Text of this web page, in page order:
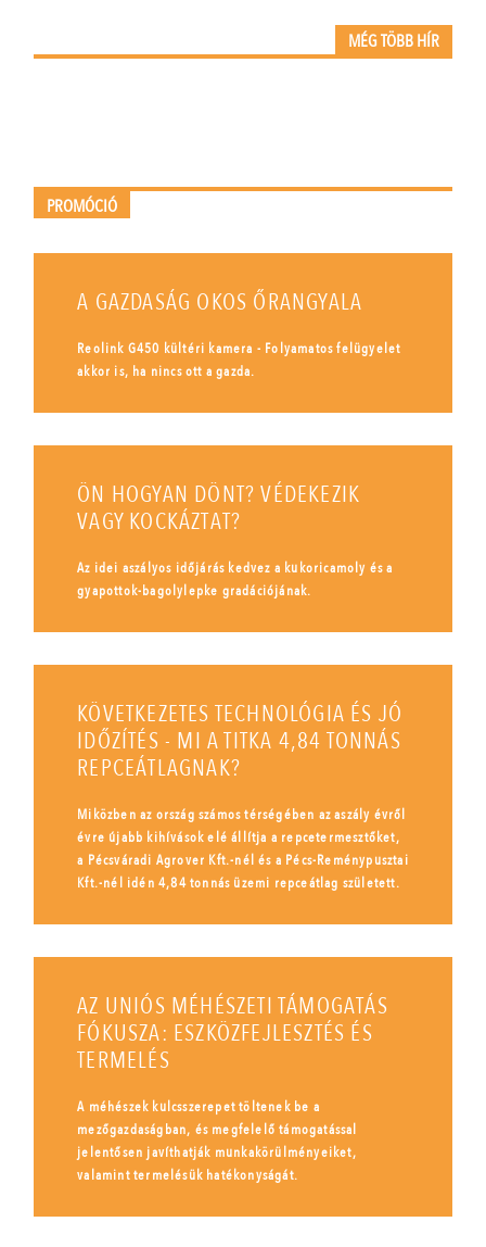
MÉG TÖBB HÍR
PROMÓCIÓ
A GAZDASÁG OKOS ŐRANGYALA
Reolink G450 kültéri kamera - Folyamatos felügyelet
akkor is, ha nincs ott a gazda.
ÖN HOGYAN DÖNT? VÉDEKEZIK
VAGY KOCKÁZTAT?
Az idei aszályos időjárás kedvez a kukoricamoly és a
gyapottok-bagolylepke gradációjának.
KÖVETKEZETES TECHNOLÓGIA ÉS JÓ
IDŐZÍTÉS - MI A TITKA 4,84 TONNÁS
REPCEÁTLAGNAK?
Miközben az ország számos térségében az aszály évről
évre újabb kihívások elé állítja a repcetermesztőket,
a Pécsváradi Agrover Kft.-nél és a Pécs-Reménypusztai
Kft.-nél idén 4,84 tonnás üzemi repceátlag született.
AZ UNIÓS MÉHÉSZETI TÁMOGATÁS
FÓKUSZA: ESZKÖZFEJLESZTÉS ÉS
TERMELÉS
A méhészek kulcsszerepet töltenek be a
mezőgazdaságban, és megfelelő támogatással
jelentősen javíthatják munkakörülményeiket,
valamint termelésük hatékonyságát.